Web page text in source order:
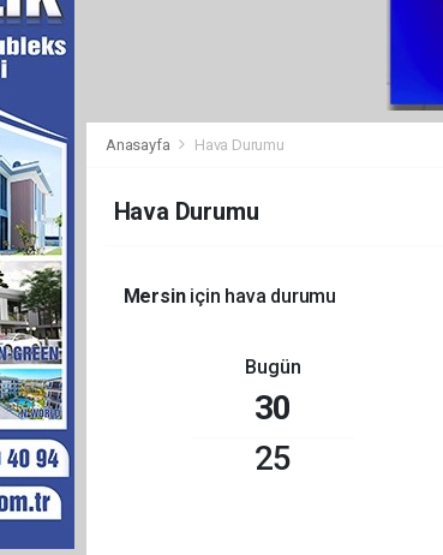
Anasayfa Hava Durumu
Hava Durumu
Mersiniçin hava durumu
Bugün
30
25